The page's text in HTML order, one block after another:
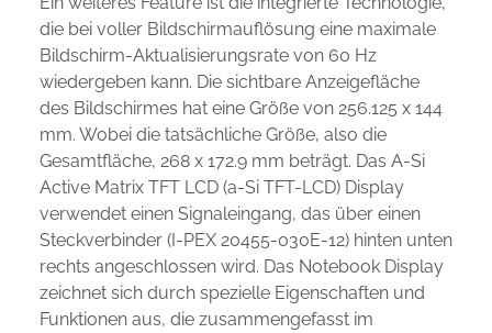
die bei voller Bildschirmauflösung eine maximale
Bildschirm-Aktualisierungsrate von 60 Hz
wiedergeben kann. Die sichtbare Anzeigefläche
des Bildschirmes hat eine Größe von 256.125 x 144
mm. Wobei die tatsächliche Größe, also die
Gesamtfläche, 268 x 172.9 mm beträgt. Das A-Si
Active Matrix TFT LCD (a-Si TFT-LCD) Display
verwendet einen Signaleingang, das über einen
Steckverbinder (I-PEX 20455-030E-12) hinten unten
rechts angeschlossen wird. Das Notebook Display
zeichnet sich durch spezielle Eigenschaften und
Funktionen aus, die zusammengefasst im